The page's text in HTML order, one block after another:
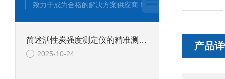
产品
致力于成为合格的解决方案供应商！
简述活性炭强度测定仪的精准测试方法
2025-10-24